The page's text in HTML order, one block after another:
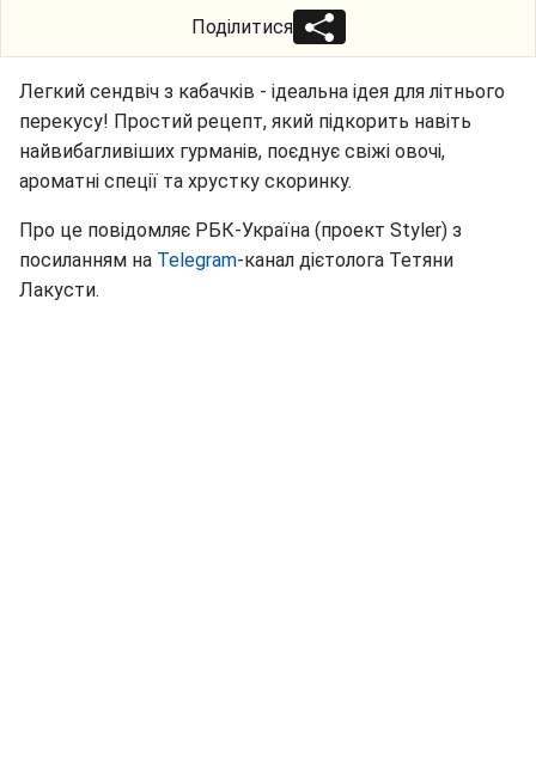
Поділитися
Легкий сендвіч з кабачків - ідеальна ідея для літнього
перекусу! Простий рецепт, який підкорить навіть
найвибагливіших гурманів, поєднує свіжі овочі,
ароматні спеції та хрустку скоринку.
Про це повідомляє РБК-Україна (проект Styler) з
посиланням на Telegram-канал дієтолога Тетяни
Лакусти.